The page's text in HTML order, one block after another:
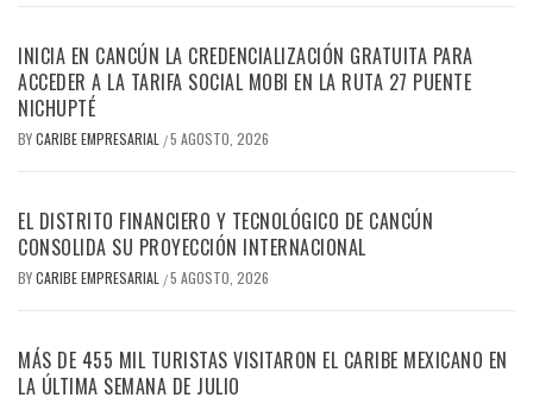
INICIA EN CANCÚN LA CREDENCIALIZACIÓN GRATUITA PARA
ACCEDER A LA TARIFA SOCIAL MOBI EN LA RUTA 27 PUENTE
NICHUPTÉ
BYCARIBE EMPRESARIAL /5 AGOSTO, 2026
EL DISTRITO FINANCIERO Y TECNOLÓGICO DE CANCÚN
CONSOLIDA SU PROYECCIÓN INTERNACIONAL
BYCARIBE EMPRESARIAL /5 AGOSTO, 2026
MÁS DE 455 MIL TURISTAS VISITARON EL CARIBE MEXICANO EN
LA ÚLTIMA SEMANA DE JULIO